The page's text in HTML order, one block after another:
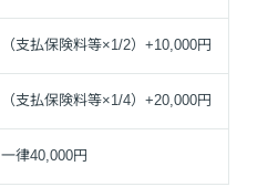
（支払保険料等×1/2）+10,000円
（支払保険料等×1/4）+20,000円
一律40,000円